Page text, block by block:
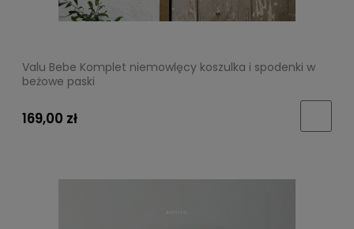
Valu Bebe Komplet niemowlęcy koszulka i spodenki w
beżowe paski
169,00 zł